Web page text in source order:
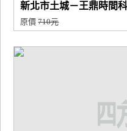
新北市土城－王鼎時間
原價710元